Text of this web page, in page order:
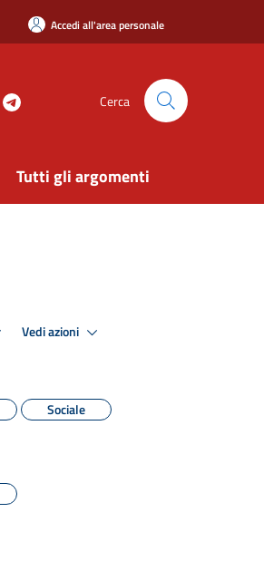
Accedi all'area personale
Cerca
Tutti gli argomenti
Vedi azioni
Sociale